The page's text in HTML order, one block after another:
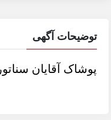
توضیحات آگهی
پوشاک آقایان سناتور